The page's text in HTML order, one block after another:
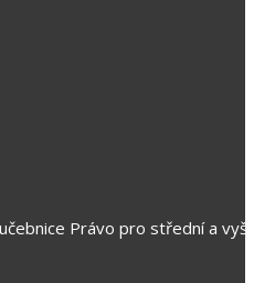
Právo pro střední a